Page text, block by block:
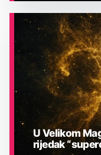
ASTRONOMIJA
U Velikom
rijedak